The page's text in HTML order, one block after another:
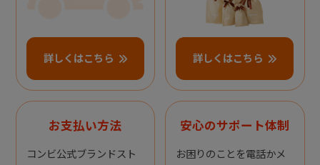
詳しくはこちら 詳しくはこちら
お支払い方法
コンビ公式ブランドスト
安心のサポート体制
お困りのことを電話かメ